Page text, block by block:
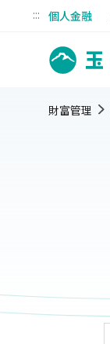
::: 個人金融
財富管理